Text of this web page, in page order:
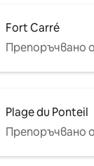
Fort Carré
Препоръчвано
Plage du Ponteil
Препоръчвано